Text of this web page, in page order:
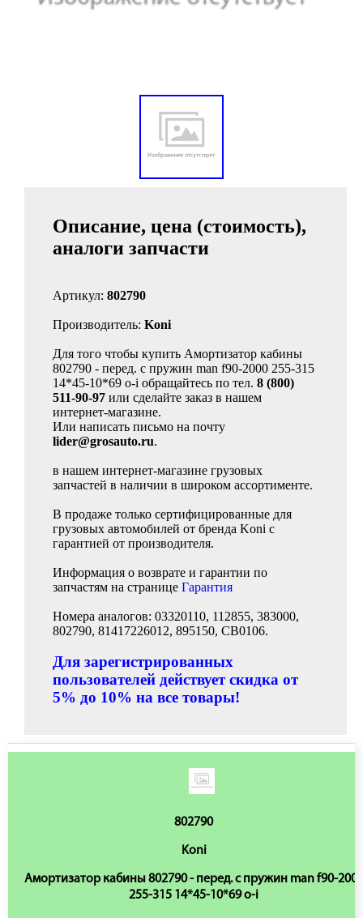
Описание, цена (стоимость),
аналоги запчасти
Артикул: 802790
Производитель: Koni
Для того чтобы купить Амортизатор кабины
802790 - перед. с пружин man f90-2000 255-315
14*45-10*69 o-i обращайтесь по тел. 8 (800)
511-90-97 или сделайте заказ в нашем
интернет-магазине.
Или написать письмо на почту
lider@grosauto.ru.
в нашем интернет-магазине грузовых
запчастей в наличии в широком ассортименте.
В продаже только сертифицированные для
грузовых автомобилей от бренда Koni с
гарантией от производителя.
Информация о возврате и гарантии по
запчастям на странице Гарантия
Номера аналогов: 03320110, 112855, 383000,
802790, 81417226012, 895150, CB0106.
Для зарегистрированных
пользователей действует скидка от
5% до 10% на все товары!
802790
Koni
Амортизатор кабины 802790 - перед. с пружин man f90-2000
255-315 14*45-10*69 o-i